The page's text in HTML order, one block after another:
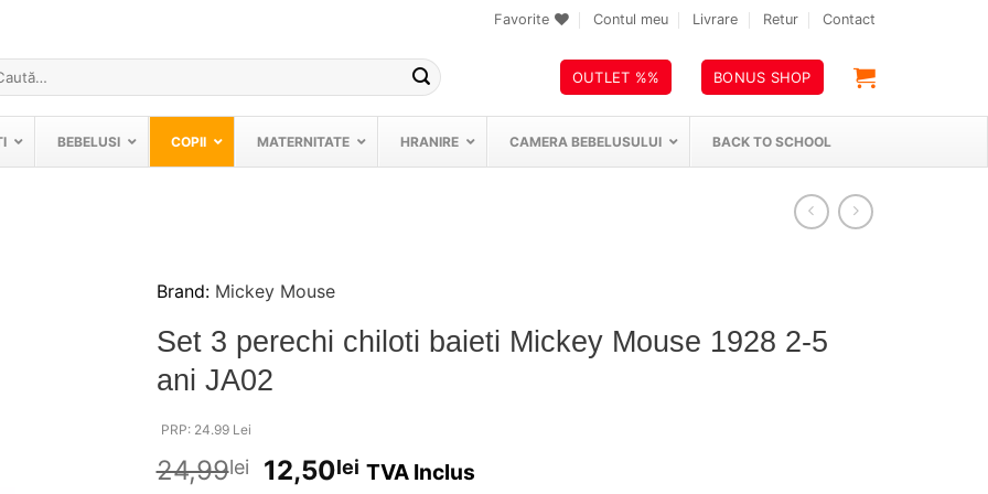
Favorite Contul meu Livrare Retur Contact
OUTLET %% BONUS SHOP
BEBELUSI COPII MATERNITATE HRANIRE CAMERA BEBELUSULUI BACK TO SCHOOL
Brand: Mickey Mouse
Set 3 perechi chiloti baieti Mickey Mouse 1928 2-5
ani JA02
PRP: 24.99 Lei
24,99lei 12,50lei TVA Inclus